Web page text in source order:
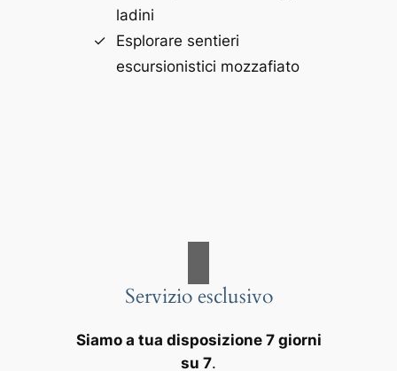
ladini
Esplorare sentieri
escursionistici mozzafiato
Servizio esclusivo
Siamo a tua disposizione 7 giorni
su 7.